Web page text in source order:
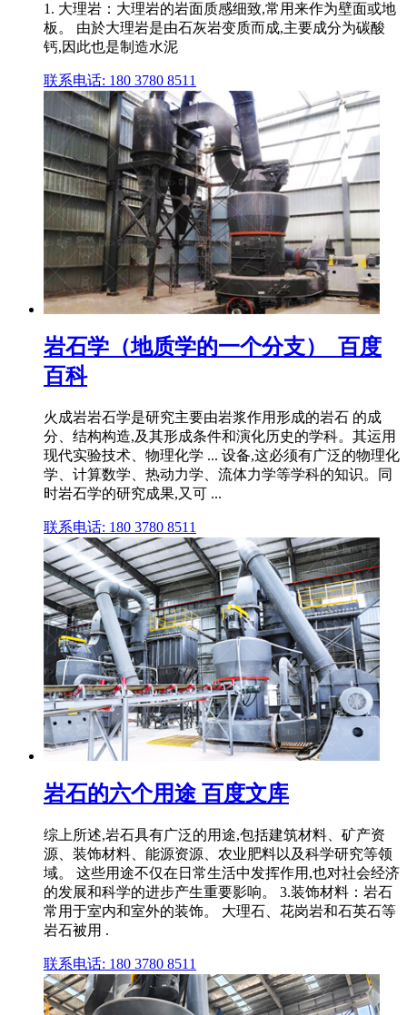
1. 大理岩：大理岩的岩面质感细致,常用来作为壁面或地
板。 由於大理岩是由石灰岩变质而成,主要成分为碳酸
钙,因此也是制造水泥
联系电话: 180 3780 8511
岩石学（地质学的一个分支）_百度
百科
火成岩岩石学是研究主要由岩浆作用形成的岩石 的成
分、结构构造,及其形成条件和演化历史的学科。其运用
现代实验技术、物理化学 ... 设备,这必须有广泛的物理化
学、计算数学、热动力学、流体力学等学科的知识。同
时岩石学的研究成果,又可 ...
联系电话: 180 3780 8511
岩石的六个用途 百度文库
综上所述,岩石具有广泛的用途,包括建筑材料、矿产资
源、装饰材料、能源资源、农业肥料以及科学研究等领
域。 这些用途不仅在日常生活中发挥作用,也对社会经济
的发展和科学的进步产生重要影响。 3.装饰材料：岩石
常用于室内和室外的装饰。 大理石、花岗岩和石英石等
岩石被用 .
联系电话: 180 3780 8511